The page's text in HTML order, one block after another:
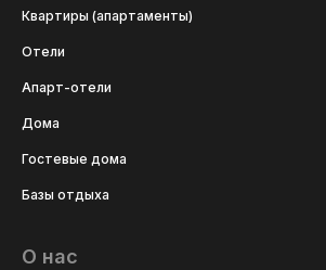
Квартиры (апартаменты)
Отели
Апарт-отели
Дома
Гостевые дома
Базы отдыха
О нас